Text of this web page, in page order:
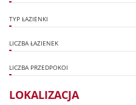
TYP ŁAZIENKI
LICZBA ŁAZIENEK
LICZBA PRZEDPOKOI
LOKALIZACJA